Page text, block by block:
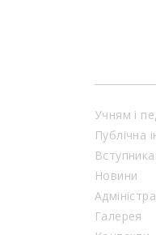
Учням і
Публічна
Новини
Галерея